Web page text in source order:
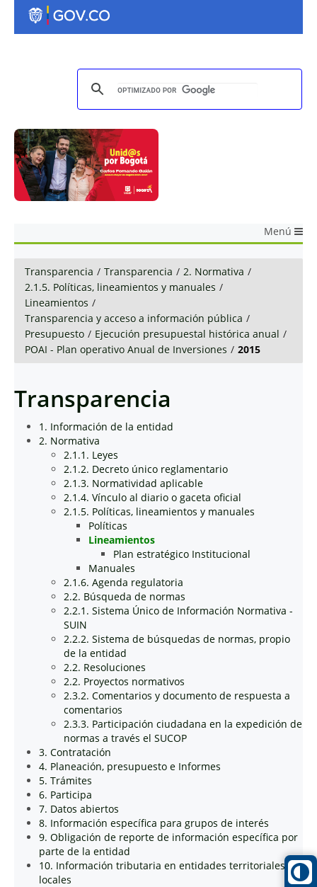
Menú
Transparencia / Transparencia / 2. Normativa /
2.1.5. Políticas, lineamientos y manuales /
Lineamientos /
Transparencia y acceso a información pública /
Presupuesto / Ejecución presupuestal histórica anual /
POAI - Plan operativo Anual de Inversiones / 2015
Transparencia
1. Información de la entidad
2. Normativa
2.1.1. Leyes
2.1.2. Decreto único reglamentario
2.1.3. Normatividad aplicable
2.1.4. Vínculo al diario o gaceta oficial
2.1.5. Políticas, lineamientos y manuales
Políticas
Lineamientos
Plan estratégico Institucional
Manuales
2.1.6. Agenda regulatoria
2.2. Búsqueda de normas
2.2.1. Sistema Único de Información Normativa -
SUIN
2.2.2. Sistema de búsquedas de normas, propio
de la entidad
2.2. Resoluciones
2.2. Proyectos normativos
2.3.2. Comentarios y documento de respuesta a
comentarios
2.3.3. Participación ciudadana en la expedición de
normas a través el SUCOP
3. Contratación
4. Planeación, presupuesto e Informes
5. Trámites
6. Participa
7. Datos abiertos
8. Información específica para grupos de interés
9. Obligación de reporte de información específica por
parte de la entidad
10. Información tributaria en entidades territoriales
locales